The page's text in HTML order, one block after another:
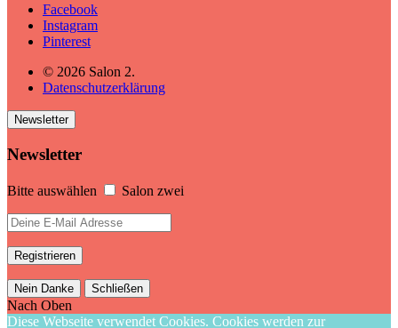
Facebook
Instagram
Pinterest
© 2026 Salon 2.
Datenschutzerklärung
Newsletter
Newsletter
Bitte auswählen Salon zwei
Nein Danke Schließen
Nach Oben
Diese Webseite verwendet Cookies. Cookies werden zur